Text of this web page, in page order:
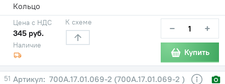
Кольцо
Наличие
Цена с НДС
345 руб.
К схеме − +
Купить
51
700А.17.01.069-2 (700А.17.01.069-2 )